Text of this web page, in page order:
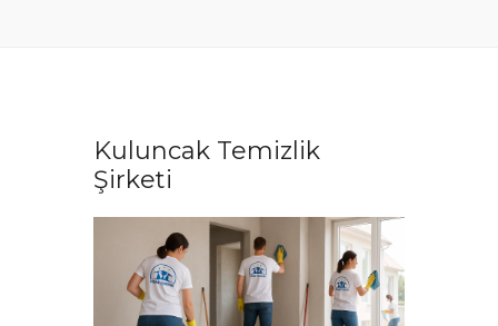
Kuluncak Temizlik
Şirketi